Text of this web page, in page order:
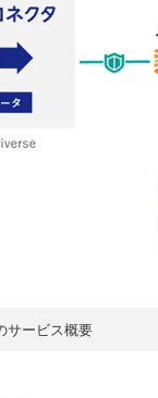
サービス概要